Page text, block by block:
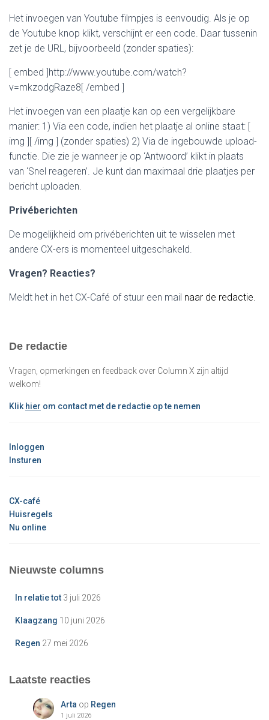
Het invoegen van Youtube filmpjes is eenvoudig. Als je op
de Youtube knop klikt, verschijnt er een code. Daar tussenin
zet je de URL, bijvoorbeeld (zonder spaties):
[ embed ]http://www.youtube.com/watch?
v=mkzodgRaze8[ /embed ]
Het invoegen van een plaatje kan op een vergelijkbare
manier: 1) Via een code, indien het plaatje al online staat: [
img ][ /img ] (zonder spaties) 2) Via de ingebouwde upload-
functie. Die zie je wanneer je op ‘Antwoord’ klikt in plaats
van ‘Snel reageren’. Je kunt dan maximaal drie plaatjes per
bericht uploaden.
Privéberichten
De mogelijkheid om privéberichten uit te wisselen met
andere CX-ers is momenteel uitgeschakeld.
Vragen? Reacties?
Meldt het in het CX-Café of stuur een mail naar de redactie.
De redactie
Vragen, opmerkingen en feedback over Column X zijn altijd
welkom!
Klik hier om contact met de redactie op te nemen
Inloggen
Insturen
CX-café
Huisregels
Nu online
Nieuwste columns
In relatie tot 3 juli 2026
Klaagzang 10 juni 2026
Regen 27 mei 2026
Laatste reacties
Arta op Regen
1 juli 2026